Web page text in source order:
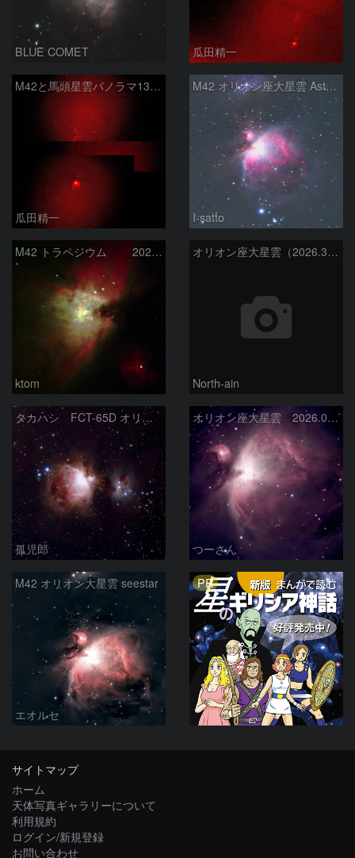
BLUE COMET 瓜田精一
M42と馬頭星雲パノラマ135mm
瓜田精一
M42 オリオン座大星雲 AstroTracer Type3の威力
I-satto
M42 トラペジウム 2026-3-14
ktom
オリオン座大星雲（2026.3.15）
North-ain
タカハシ FCT-65D オリオン大星雲
孤児郎
オリオン座大星雲 2026.01.13
つーさん
M42 オリオン大星雲 seestar
エオルセ
PR
サイトマップ
ホーム
天体写真ギャラリーについて
利用規約
ログイン/新規登録
お問い合わせ